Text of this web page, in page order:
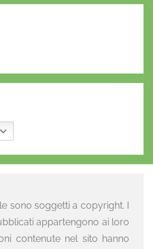
sono soggetti a copyright. I
appartengono ai loro
contenute nel sito hanno